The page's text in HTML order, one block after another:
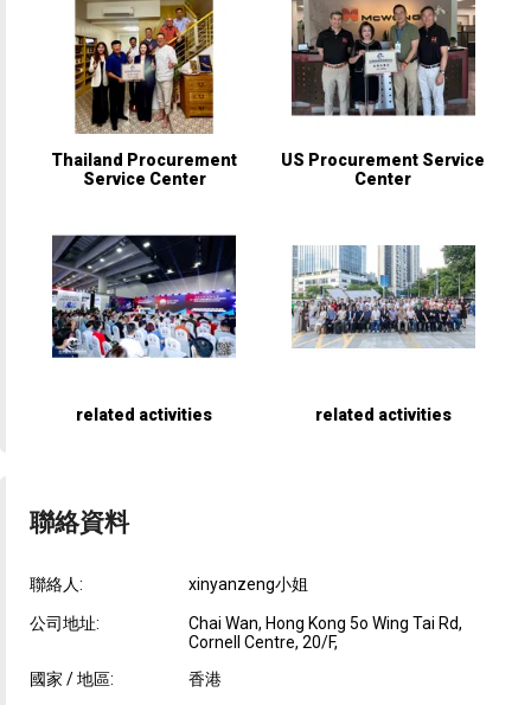
Thailand Procurement
Service Center
US Procurement Service
Center
related activities related activities
聯絡資料
聯絡人: xinyanzeng小姐
公司地址:
Chai Wan, Hong Kong 5o Wing Tai Rd,
Cornell Centre, 20/F,
國家 / 地區:
香港